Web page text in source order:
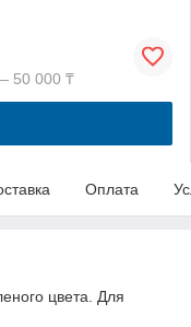
50 000 ₸
Оплата
цвета. Для